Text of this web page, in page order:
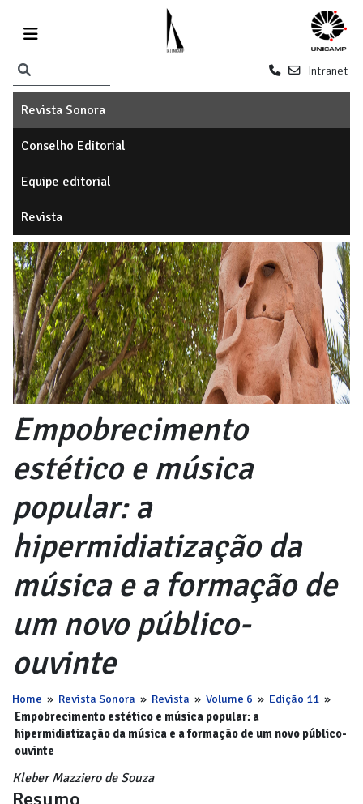
Intranet
Revista Sonora
Conselho Editorial
Equipe editorial
Revista
Empobrecimento
estético e música
popular: a
hipermidiatização da
música e a formação de
um novo público-
ouvinte
Home » Revista Sonora » Revista » Volume 6 » Edição 11 »
Empobrecimento estético e música popular: a
hipermidiatização da música e a formação de um novo público-
ouvinte
Kleber Mazziero de Souza
Resumo